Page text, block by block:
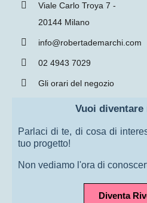
Viale Carlo Troya 7 -
20144 Milano
info@robertademarchi.com
02 4943 7029
Gli orari del negozio
Vuoi
Parlaci di te, di cosa di
tuo progetto!
Non vediamo l'ora di
Diventa